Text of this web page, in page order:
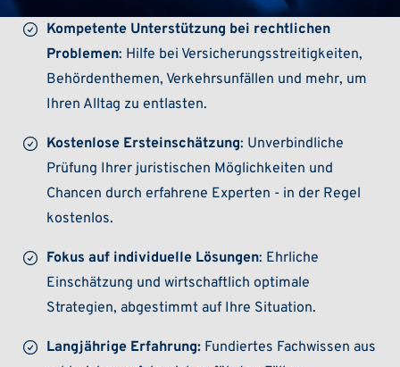
Kompetente Unterstützung bei rechtlichen
Problemen: Hilfe bei Versicherungsstreitigkeiten,
Behördenthemen, Verkehrsunfällen und mehr, um
Ihren Alltag zu entlasten.
Kostenlose Ersteinschätzung: Unverbindliche
Prüfung Ihrer juristischen Möglichkeiten und
Chancen durch erfahrene Experten - in der Regel
kostenlos.
Fokus auf individuelle Lösungen: Ehrliche
Einschätzung und wirtschaftlich optimale
Strategien, abgestimmt auf Ihre Situation.
Langjährige Erfahrung: Fundiertes Fachwissen aus